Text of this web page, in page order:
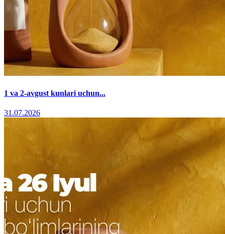
1 va 2-avgust kunlari uchun...
31.07.2026